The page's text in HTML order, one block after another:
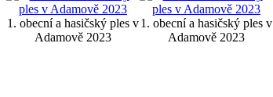
1. obecní a hasičský ples v
Adamově 2023
1. obecní a hasičský ples v
Adamově 2023